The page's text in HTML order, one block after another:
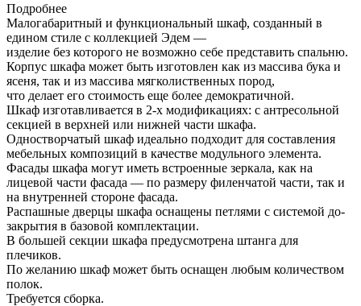
Подробнее
Малогабаритный и функциональный шкаф, созданный в
едином стиле с коллекцией Эдем —
изделие без которого не возможно себе представить спальню.
Корпус шкафа может быть изготовлен как из массива бука и
ясеня, так и из массива мягколиственных пород,
что делает его стоимость еще более демократичной.
Шкаф изготавливается в 2-х модификациях: c антресольной
секцией в верхней или нижней части шкафа.
Одностворчатый шкаф идеально подходит для составления
мебельных композиций в качестве модульного элемента.
Фасады шкафа могут иметь встроенные зеркала, как на
лицевой части фасада — по размеру филенчатой части, так и
на внутренней стороне фасада.
Распашные дверцы шкафа оснащены петлями с системой до-
закрытия в базовой комплектации.
В большей секции шкафа предусмотрена штанга для
плечиков.
По желанию шкаф может быть оснащен любым количеством
полок.
Требуется сборка.